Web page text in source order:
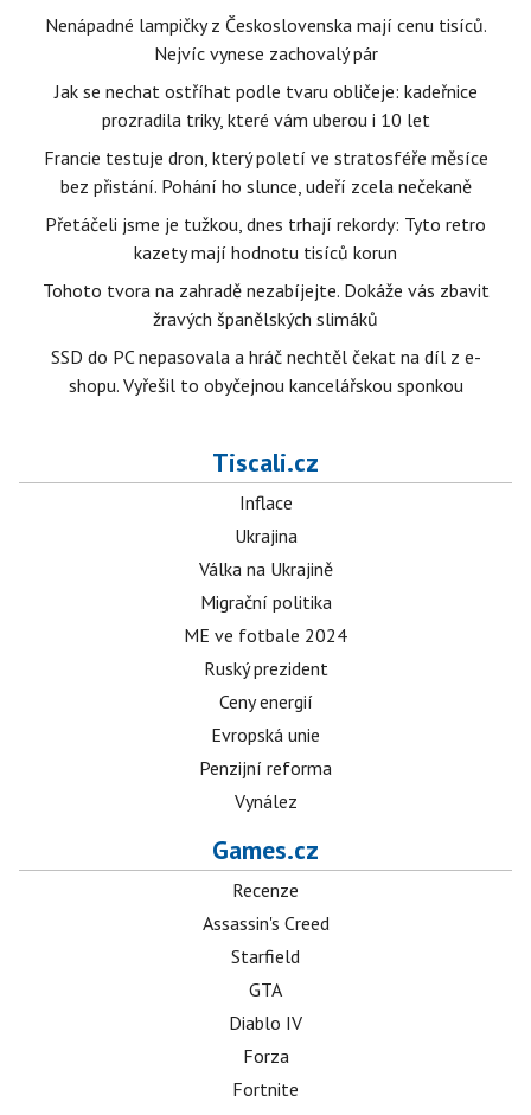
Nenápadné lampičky z Československa mají cenu tisíců.
Nejvíc vynese zachovalý pár
Jak se nechat ostříhat podle tvaru obličeje: kadeřnice
prozradila triky, které vám uberou i 10 let
Francie testuje dron, který poletí ve stratosféře měsíce
bez přistání. Pohání ho slunce, udeří zcela nečekaně
Přetáčeli jsme je tužkou, dnes trhají rekordy: Tyto retro
kazety mají hodnotu tisíců korun
Tohoto tvora na zahradě nezabíjejte. Dokáže vás zbavit
žravých španělských slimáků
SSD do PC nepasovala a hráč nechtěl čekat na díl z e-
shopu. Vyřešil to obyčejnou kancelářskou sponkou
Tiscali.cz
Inflace
Ukrajina
Válka na Ukrajině
Migrační politika
ME ve fotbale 2024
Ruský prezident
Ceny energií
Evropská unie
Penzijní reforma
Vynález
Games.cz
Recenze
Assassin's Creed
Starfield
GTA
Diablo IV
Forza
Fortnite